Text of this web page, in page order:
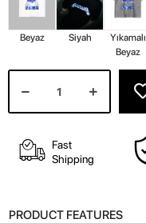
Beyaz Siyah
Yıkamalı
Beyaz
Fast
Shipping
PRODUCT FEATURES